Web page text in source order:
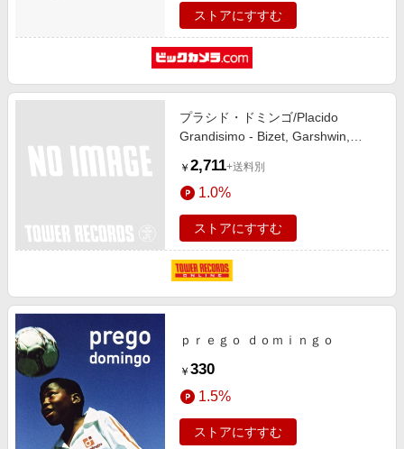
ストアにすすむ
プラシド・ドミンゴ/Placido
Grandisimo - Bizet, Garshwin,
Eugene Kohn, Spanish National
Symphony Orchestra[IMM960008]
￥ 2,711+送料別
1.0%
ストアにすすむ
ｐｒｅｇｏ ｄｏｍｉｎｇｏ
￥ 330
1.5%
ストアにすすむ